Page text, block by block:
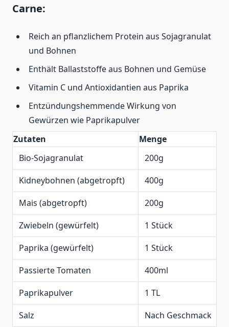
Carne:
Reich an pflanzlichem Protein aus Sojagranulat
und Bohnen
Enthält Ballaststoffe aus Bohnen und Gemüse
Vitamin C und Antioxidantien aus Paprika
Entzündungshemmende Wirkung von
Gewürzen wie Paprikapulver
Zutaten
Menge
Bio-Sojagranulat
200g
Kidneybohnen (abgetropft)
400g
Mais (abgetropft)
200g
Zwiebeln (gewürfelt)
1 Stück
Paprika (gewürfelt)
1 Stück
Passierte Tomaten
400ml
Paprikapulver
1 TL
Salz
Nach Geschmack